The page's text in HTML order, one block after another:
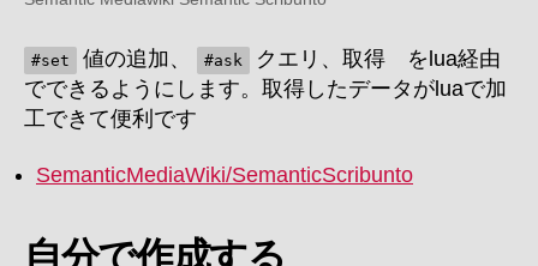
#set 値の追加、 #ask
クエリ、取得 をlua経由
でできるようにします。取得したデータがluaで加
工できて便利です
SemanticMediaWiki/SemanticScribunto
自分で作成する